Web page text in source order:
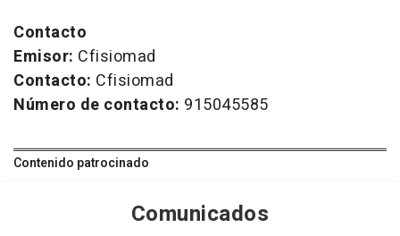
Contacto
Emisor: Cfisiomad
Contacto: Cfisiomad
Número de contacto: 915045585
Contenido patrocinado
Comunicados